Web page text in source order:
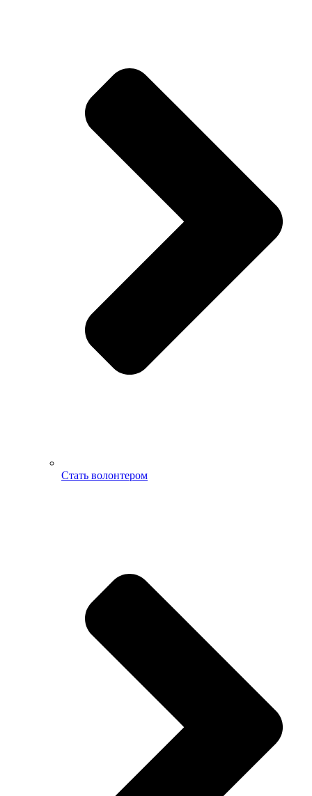
Стать волонтером